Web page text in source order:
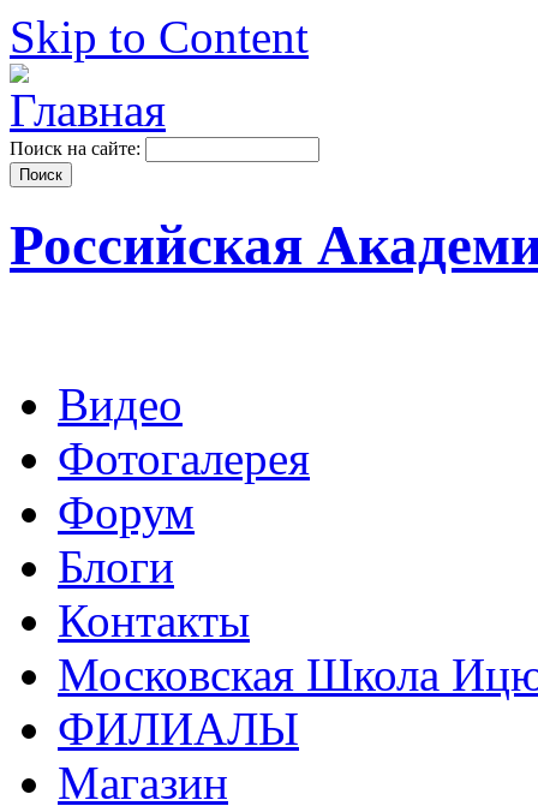
Skip to Content
Поиск на сайте:
Российская
Видео
Фотогалерея
Форум
Блоги
Контакты
Московская Школа
ФИЛИАЛЫ
Магазин